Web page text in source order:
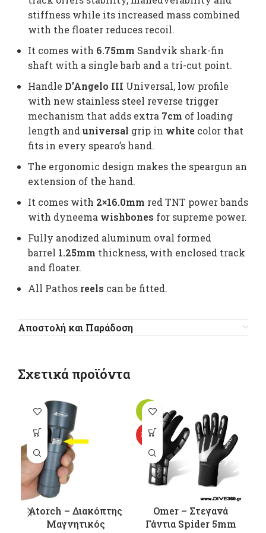
stiffness while its increased mass combined
with the floater reduces recoil.
It comes with 6.75mm Sandvik shark-fin
shaft with a single barb and a tri-cut point.
Handle D’Angelo III Universal, low profile
with new stainless steel reverse trigger
mechanism that adds extra 7cm of loading
length anduniversal grip in white color that
fits in every spearo’s hand.
The ergonomic design makes the speargun an
extension of the hand.
It comes with 2×16.0mm red TNT power bands
with dyneema wishbones for supreme power.
Fully anodized aluminum oval formed
barrel 1.25mm thickness, with enclosed track
and floater.
All Pathos reels can be fitted.
Αποστολή και Παράδοση
Σχετικά προϊόντα
Atorch – Διακόπτης
Μαγνητικός
-18%
HOT
Omer – Στεγανά
Γάντια Spider 5mm
Αυτό το
προϊόν έχει
πολλαπλές
παραλλαγές.
Οι επιλογές
επιλεγούν
στη σελίδα